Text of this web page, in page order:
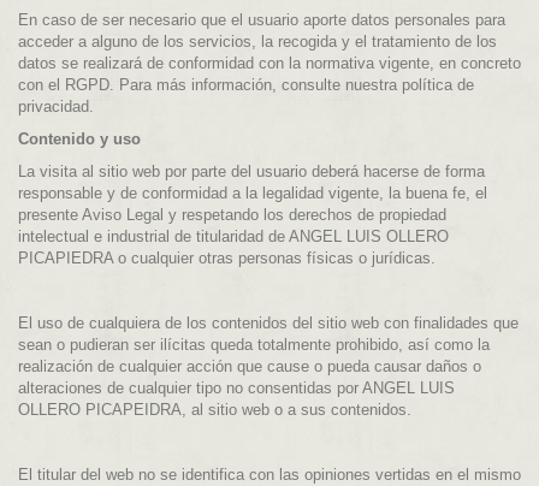
En caso de ser necesario que el usuario aporte datos personales para
acceder a alguno de los servicios, la recogida y el tratamiento de los
datos se realizará de conformidad con la normativa vigente, en concreto
con el RGPD. Para más información, consulte nuestra política de
privacidad.
Contenido y uso
La visita al sitio web por parte del usuario deberá hacerse de forma
responsable y de conformidad a la legalidad vigente, la buena fe, el
presente Aviso Legal y respetando los derechos de propiedad
intelectual e industrial de titularidad de ANGEL LUIS OLLERO
PICAPIEDRA o cualquier otras personas físicas o jurídicas.
El uso de cualquiera de los contenidos del sitio web con finalidades que
sean o pudieran ser ilícitas queda totalmente prohibido, así como la
realización de cualquier acción que cause o pueda causar daños o
alteraciones de cualquier tipo no consentidas por ANGEL LUIS
OLLERO PICAPEIDRA, al sitio web o a sus contenidos.
El titular del web no se identifica con las opiniones vertidas en el mismo